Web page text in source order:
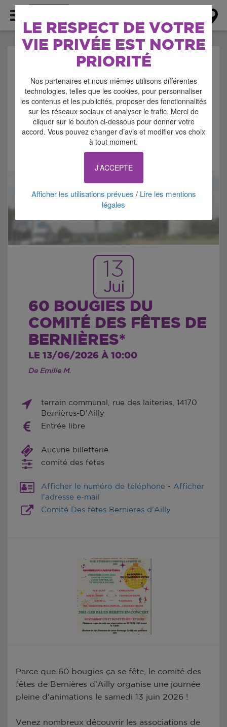
LE RESPECT DE VOTRE
VIE PRIVÉE EST NOTRE
PRIORITÉ
Nos partenaires et nous-mêmes utilisons différentes
technologies, telles que les cookies, pour personnaliser
les contenus et les publicités, proposer des fonctionnalités
sur les réseaux sociaux et analyser le trafic. Merci de
cliquer sur le bouton ci-dessous pour donner votre
accord. Vous pouvez changer d’avis et modifier vos choix
à tout moment.
J'ACCEPTE
Afficher les utilisations prévues / Lire les mentions
légales
AGENDA > FETE
POPULAIRE
13
Jui
60 BOUGIES DU
COMITÉ DES FÊTES DE
BERNIÈRES*
LE 13/06/2026 À 10:00
De Emilie M.
terrain communal, rue des laiteries, 14170
Bernières-D'Ailly
Entrée libre
Aucune billetterie
comité des fêtes
Afficher le numéro de téléphone - Afficher
l'adresse e-mail
Comité Des fêtes Bernieres d'Ailly
Parce que 60 bougies ça se fête, le comité des
fêtes de Bernières d'Ailly organise une journée
pleine d'animations le samedi 13 juin 2026 !
Venez nombreux découvrir les associations de